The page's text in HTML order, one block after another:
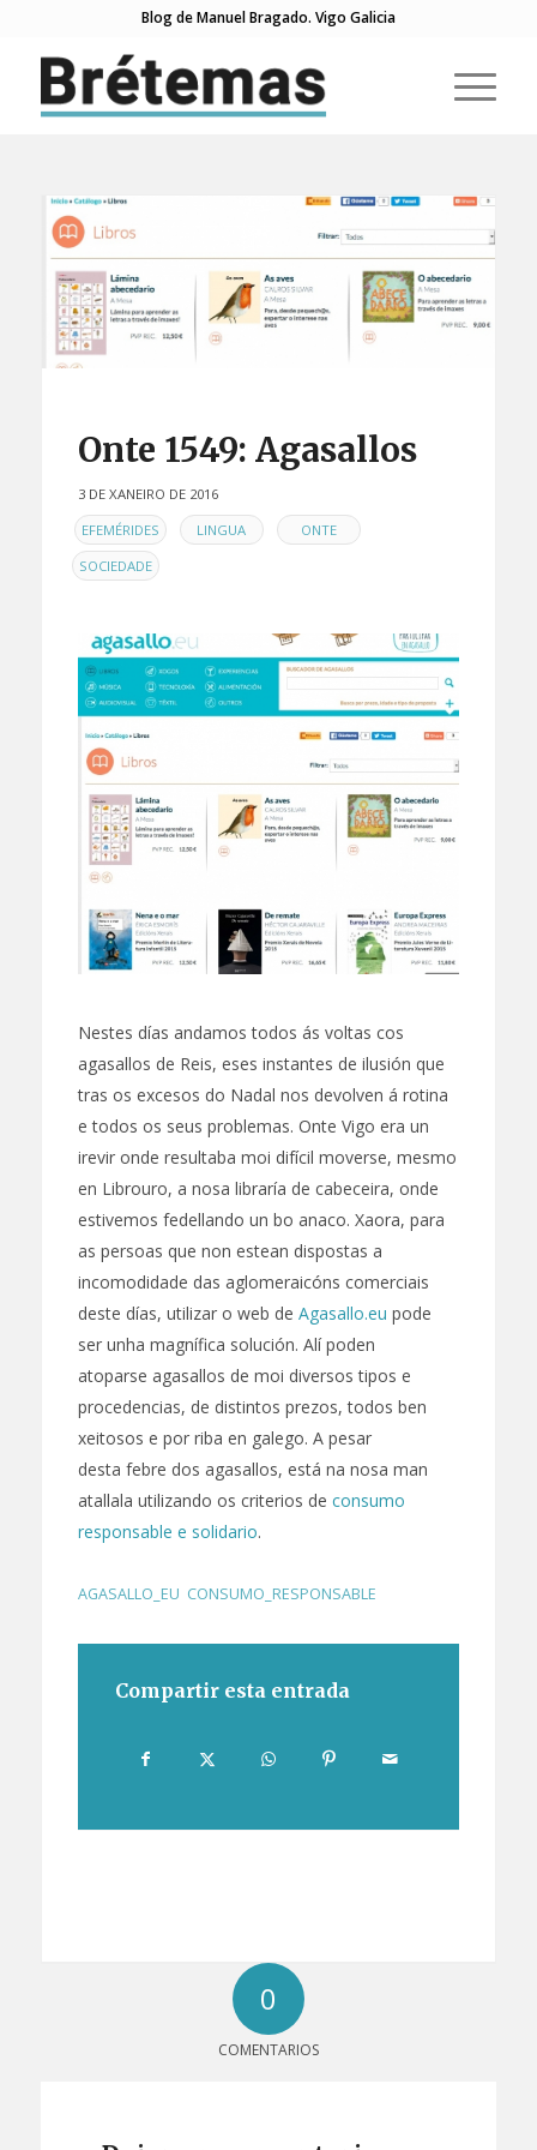
Blog de Manuel Bragado. Vigo Galicia
Onte 1549: Agasallos
3 DE XANEIRO DE 2016
ENEFEMÉRIDES , LINGUA , ONTE ,
SOCIEDADE
Nestes días andamos todos ás voltas cos
agasallos de Reis, eses instantes de ilusión que
tras os excesos do Nadal nos devolven á rotina
e todos os seus problemas. Onte Vigo era un
irevir onde resultaba moi difícil moverse, mesmo
en Librouro, a nosa libraría de cabeceira, onde
estivemos fedellando un bo anaco. Xaora, para
as persoas que non estean dispostas a
incomodidade das aglomeraicóns comerciais
deste días, utilizar o web de Agasallo.eu pode
ser unha magnífica solución. Alí poden
atoparse agasallos de moi diversos tipos e
procedencias, de distintos prezos, todos ben
xeitosos e por riba en galego. A pesar
desta febre dos agasallos, está na nosa man
atallala utilizando os criterios de consumo
responsable e solidario.
AGASALLO_EU CONSUMO_RESPONSABLE
Compartir esta entrada
0
COMENTARIOS